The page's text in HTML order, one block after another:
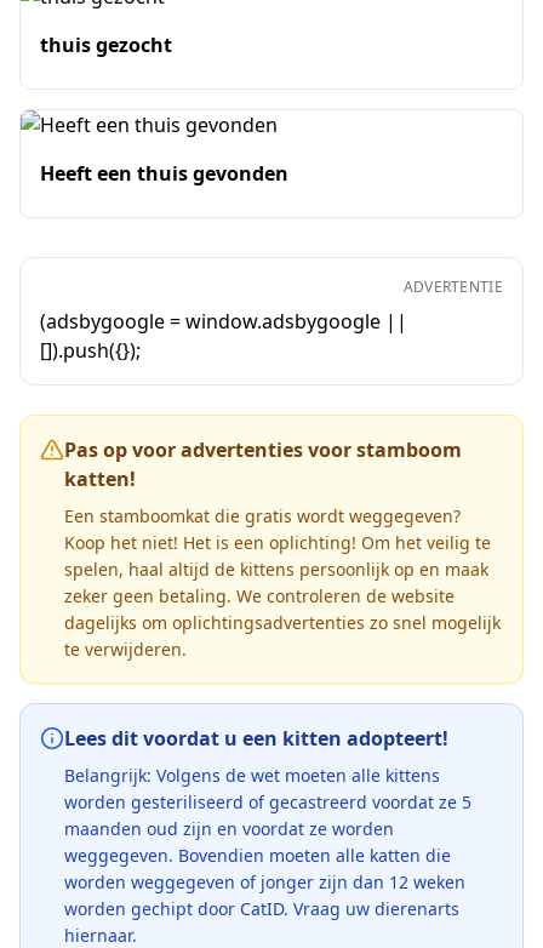
thuis gezocht
Heeft een thuis gevonden
ADVERTENTIE
(adsbygoogle = window.adsbygoogle ||
[]).push({});
Pas op voor advertenties voor stamboom
katten!
Een stamboomkat die gratis wordt weggegeven?
Koop het niet! Het is een oplichting! Om het veilig te
spelen, haal altijd de kittens persoonlijk op en maak
zeker geen betaling. We controleren de website
dagelijks om oplichtingsadvertenties zo snel mogelijk
te verwijderen.
Lees dit voordat u een kitten adopteert!
Belangrijk: Volgens de wet moeten alle kittens
worden gesteriliseerd of gecastreerd voordat ze 5
maanden oud zijn en voordat ze worden
weggegeven. Bovendien moeten alle katten die
worden weggegeven of jonger zijn dan 12 weken
worden gechipt door CatID. Vraag uw dierenarts
hiernaar.